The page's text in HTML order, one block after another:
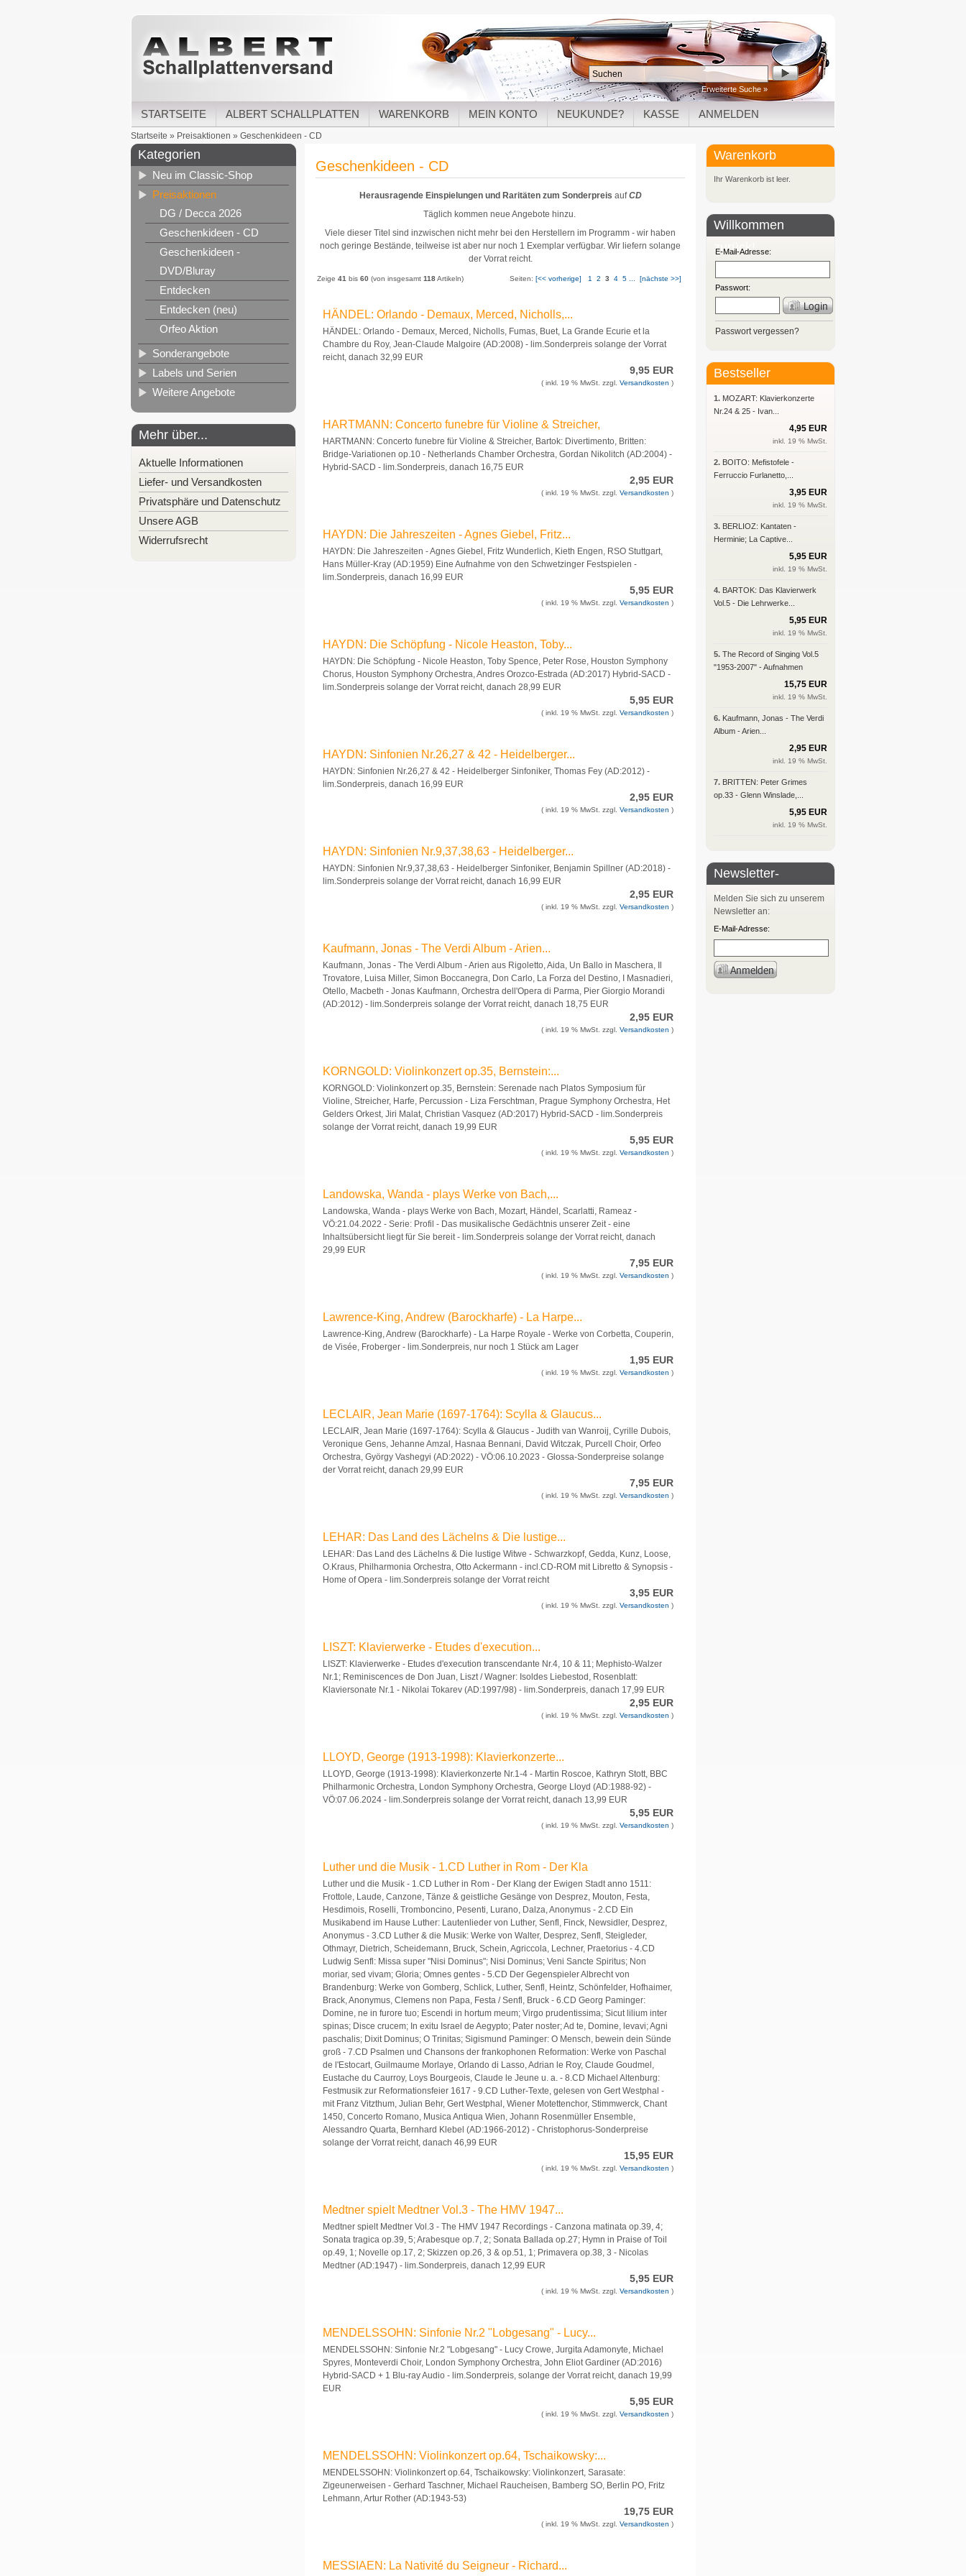
Erweiterte Suche »
STARTSEITE ALBERT SCHALLPLATTEN WARENKORB MEIN KONTO NEUKUNDE? KASSE ANMELDEN
Startseite » Preisaktionen » Geschenkideen - CD
Kategorien
Neu im Classic-Shop
Preisaktionen
DG / Decca 2026
Geschenkideen - CD
Geschenkideen -
DVD/Bluray
Entdecken
Entdecken (neu)
Orfeo Aktion
Sonderangebote
Labels und Serien
Weitere Angebote
Mehr über...
Aktuelle Informationen
Liefer- und Versandkosten
Privatsphäre und Datenschutz
Unsere AGB
Widerrufsrecht
Geschenkideen - CD
Herausragende Einspielungen und Raritäten zum Sonderpreis aufCD
Täglich kommen neue Angebote hinzu.
Viele dieser Titel sind inzwischen nicht mehr bei den Herstellern im Programm - wir haben
noch geringe Bestände, teilweise ist aber nur noch 1 Exemplar verfügbar. Wir liefern solange
der Vorrat reicht.
Zeige 41 bis 60 (von insgesamt 118Artikeln) Seiten: [<< vorherige] 1 2 3 4 5 [nächste >>]
HÄNDEL: Orlando - Demaux, Merced, Nicholls,...
HÄNDEL: Orlando - Demaux, Merced, Nicholls, Fumas, Buet, La Grande Ecurie et la
Chambre du Roy, Jean-Claude Malgoire (AD:2008) - lim.Sonderpreis solange der Vorrat
reicht, danach 32,99 EUR
9,95 EUR
( inkl. 19 % MwSt. zzgl.Versandkosten )
HARTMANN: Concerto funebre für Violine & Streicher,
HARTMANN: Concerto funebre für Violine & Streicher, Bartok: Divertimento, Britten:
Bridge-Variationen op.10 - Netherlands Chamber Orchestra, Gordan Nikolitch (AD:2004) -
Hybrid-SACD - lim.Sonderpreis, danach 16,75 EUR
2,95 EUR
( inkl. 19 % MwSt. zzgl.Versandkosten )
HAYDN: Die Jahreszeiten - Agnes Giebel, Fritz...
HAYDN: Die Jahreszeiten - Agnes Giebel, Fritz Wunderlich, Kieth Engen, RSO Stuttgart,
Hans Müller-Kray (AD:1959) Eine Aufnahme von den Schwetzinger Festspielen -
lim.Sonderpreis, danach 16,99 EUR
5,95 EUR
( inkl. 19 % MwSt. zzgl.Versandkosten )
HAYDN: Die Schöpfung - Nicole Heaston, Toby...
HAYDN: Die Schöpfung - Nicole Heaston, Toby Spence, Peter Rose, Houston Symphony
Chorus, Houston Symphony Orchestra, Andres Orozco-Estrada (AD:2017) Hybrid-SACD -
lim.Sonderpreis solange der Vorrat reicht, danach 28,99 EUR
5,95 EUR
( inkl. 19 % MwSt. zzgl.Versandkosten )
HAYDN: Sinfonien Nr.26,27 & 42 - Heidelberger...
HAYDN: Sinfonien Nr.26,27 & 42 - Heidelberger Sinfoniker, Thomas Fey (AD:2012) -
lim.Sonderpreis, danach 16,99 EUR
2,95 EUR
( inkl. 19 % MwSt. zzgl.Versandkosten )
HAYDN: Sinfonien Nr.9,37,38,63 - Heidelberger...
HAYDN: Sinfonien Nr.9,37,38,63 - Heidelberger Sinfoniker, Benjamin Spillner (AD:2018) -
lim.Sonderpreis solange der Vorrat reicht, danach 16,99 EUR
2,95 EUR
( inkl. 19 % MwSt. zzgl.Versandkosten )
Kaufmann, Jonas - The Verdi Album - Arien...
Kaufmann, Jonas - The Verdi Album - Arien aus Rigoletto, Aida, Un Ballo in Maschera, Il
Trovatore, Luisa Miller, Simon Boccanegra, Don Carlo, La Forza del Destino, I Masnadieri,
Otello, Macbeth - Jonas Kaufmann, Orchestra dell'Opera di Parma, Pier Giorgio Morandi
(AD:2012) - lim.Sonderpreis solange der Vorrat reicht, danach 18,75 EUR
2,95 EUR
( inkl. 19 % MwSt. zzgl.Versandkosten )
KORNGOLD: Violinkonzert op.35, Bernstein:...
KORNGOLD: Violinkonzert op.35, Bernstein: Serenade nach Platos Symposium für
Violine, Streicher, Harfe, Percussion - Liza Ferschtman, Prague Symphony Orchestra, Het
Gelders Orkest, Jiri Malat, Christian Vasquez (AD:2017) Hybrid-SACD - lim.Sonderpreis
solange der Vorrat reicht, danach 19,99 EUR
5,95 EUR
( inkl. 19 % MwSt. zzgl.Versandkosten )
Landowska, Wanda - plays Werke von Bach,...
Landowska, Wanda - plays Werke von Bach, Mozart, Händel, Scarlatti, Rameaz -
VÖ:21.04.2022 - Serie: Profil - Das musikalische Gedächtnis unserer Zeit - eine
Inhaltsübersicht liegt für Sie bereit - lim.Sonderpreis solange der Vorrat reicht, danach
29,99 EUR
7,95 EUR
( inkl. 19 % MwSt. zzgl.Versandkosten )
Lawrence-King, Andrew (Barockharfe) - La Harpe...
Lawrence-King, Andrew (Barockharfe) - La Harpe Royale - Werke von Corbetta, Couperin,
de Visée, Froberger - lim.Sonderpreis, nur noch 1 Stück am Lager
1,95 EUR
( inkl. 19 % MwSt. zzgl.Versandkosten )
LECLAIR, Jean Marie (1697-1764): Scylla & Glaucus...
LECLAIR, Jean Marie (1697-1764): Scylla & Glaucus - Judith van Wanroij, Cyrille Dubois,
Veronique Gens, Jehanne Amzal, Hasnaa Bennani, David Witczak, Purcell Choir, Orfeo
Orchestra, György Vashegyi (AD:2022) - VÖ:06.10.2023 - Glossa-Sonderpreise solange
der Vorrat reicht, danach 29,99 EUR
7,95 EUR
( inkl. 19 % MwSt. zzgl.Versandkosten )
LEHAR: Das Land des Lächelns & Die lustige...
LEHAR: Das Land des Lächelns & Die lustige Witwe - Schwarzkopf, Gedda, Kunz, Loose,
O.Kraus, Philharmonia Orchestra, Otto Ackermann - incl.CD-ROM mit Libretto & Synopsis -
Home of Opera - lim.Sonderpreis solange der Vorrat reicht
3,95 EUR
( inkl. 19 % MwSt. zzgl.Versandkosten )
LISZT: Klavierwerke - Etudes d'execution...
LISZT: Klavierwerke - Etudes d'execution transcendante Nr.4, 10 & 11; Mephisto-Walzer
Nr.1; Reminiscences de Don Juan, Liszt / Wagner: Isoldes Liebestod, Rosenblatt:
Klaviersonate Nr.1 - Nikolai Tokarev (AD:1997/98) - lim.Sonderpreis, danach 17,99 EUR
2,95 EUR
( inkl. 19 % MwSt. zzgl.Versandkosten )
LLOYD, George (1913-1998): Klavierkonzerte...
LLOYD, George (1913-1998): Klavierkonzerte Nr.1-4 - Martin Roscoe, Kathryn Stott, BBC
Philharmonic Orchestra, London Symphony Orchestra, George Lloyd (AD:1988-92) -
VÖ:07.06.2024 - lim.Sonderpreis solange der Vorrat reicht, danach 13,99 EUR
5,95 EUR
( inkl. 19 % MwSt. zzgl.Versandkosten )
Luther und die Musik - 1.CD Luther in Rom - Der Kla
Luther und die Musik - 1.CD Luther in Rom - Der Klang der Ewigen Stadt anno 1511:
Frottole, Laude, Canzone, Tänze & geistliche Gesänge von Desprez, Mouton, Festa,
Hesdimois, Roselli, Tromboncino, Pesenti, Lurano, Dalza, Anonymus - 2.CD Ein
Musikabend im Hause Luther: Lautenlieder von Luther, Senfl, Finck, Newsidler, Desprez,
Anonymus - 3.CD Luther & die Musik: Werke von Walter, Desprez, Senfl, Steigleder,
Othmayr, Dietrich, Scheidemann, Bruck, Schein, Agriccola, Lechner, Praetorius - 4.CD
Ludwig Senfl: Missa super "Nisi Dominus"; Nisi Dominus; Veni Sancte Spiritus; Non
moriar, sed vivam; Gloria; Omnes gentes - 5.CD Der Gegenspieler Albrecht von
Brandenburg: Werke von Gomberg, Schlick, Luther, Senfl, Heintz, Schönfelder, Hofhaimer,
Brack, Anonymus, Clemens non Papa, Festa / Senfl, Bruck - 6.CD Georg Paminger:
Domine, ne in furore tuo; Escendi in hortum meum; Virgo prudentissima; Sicut lilium inter
spinas; Disce crucem; In exitu Israel de Aegypto; Pater noster; Ad te, Domine, levavi; Agni
paschalis; Dixit Dominus; O Trinitas; Sigismund Paminger: O Mensch, bewein dein Sünde
groß - 7.CD Psalmen und Chansons der frankophonen Reformation: Werke von Paschal
de l'Estocart, Guilmaume Morlaye, Orlando di Lasso, Adrian le Roy, Claude Goudmel,
Eustache du Caurroy, Loys Bourgeois, Claude le Jeune u. a. - 8.CD Michael Altenburg:
Festmusik zur Reformationsfeier 1617 - 9.CD Luther-Texte, gelesen von Gert Westphal -
mit Franz Vitzthum, Julian Behr, Gert Westphal, Wiener Motettenchor, Stimmwerck, Chant
1450, Concerto Romano, Musica Antiqua Wien, Johann Rosenmüller Ensemble,
Alessandro Quarta, Bernhard Klebel (AD:1966-2012) - Christophorus-Sonderpreise
solange der Vorrat reicht, danach 46,99 EUR
15,95 EUR
( inkl. 19 % MwSt. zzgl.Versandkosten )
Medtner spielt Medtner Vol.3 - The HMV 1947...
Medtner spielt Medtner Vol.3 - The HMV 1947 Recordings - Canzona matinata op.39, 4;
Sonata tragica op.39, 5; Arabesque op.7, 2; Sonata Ballada op.27; Hymn in Praise of Toil
op.49, 1; Novelle op.17, 2; Skizzen op.26, 3 & op.51, 1; Primavera op.38, 3 - Nicolas
Medtner (AD:1947) - lim.Sonderpreis, danach 12,99 EUR
5,95 EUR
( inkl. 19 % MwSt. zzgl.Versandkosten )
MENDELSSOHN: Sinfonie Nr.2 "Lobgesang" - Lucy...
MENDELSSOHN: Sinfonie Nr.2 "Lobgesang" - Lucy Crowe, Jurgita Adamonyte, Michael
Spyres, Monteverdi Choir, London Symphony Orchestra, John Eliot Gardiner (AD:2016)
Hybrid-SACD + 1 Blu-ray Audio - lim.Sonderpreis, solange der Vorrat reicht, danach 19,99
EUR
5,95 EUR
( inkl. 19 % MwSt. zzgl.Versandkosten )
MENDELSSOHN: Violinkonzert op.64, Tschaikowsky:...
MENDELSSOHN: Violinkonzert op.64, Tschaikowsky: Violinkonzert, Sarasate:
Zigeunerweisen - Gerhard Taschner, Michael Raucheisen, Bamberg SO, Berlin PO, Fritz
Lehmann, Artur Rother (AD:1943-53)
19,75 EUR
( inkl. 19 % MwSt. zzgl.Versandkosten )
MESSIAEN: La Nativité du Seigneur - Richard...
Warenkorb
Ihr Warenkorb ist leer.
Willkommen
zurück!
E-Mail-Adresse:
Passwort:
Passwort vergessen?
Bestseller
1. MOZART: Klavierkonzerte
Nr.24 & 25 - Ivan...
4,95 EUR
inkl. 19 % MwSt.
2. BOITO: Mefistofele -
Ferruccio Furlanetto,...
3,95 EUR
inkl. 19 % MwSt.
3. BERLIOZ: Kantaten -
Herminie; La Captive...
5,95 EUR
inkl. 19 % MwSt.
4. BARTOK: Das Klavierwerk
Vol.5 - Die Lehrwerke...
5,95 EUR
inkl. 19 % MwSt.
5. The Record of Singing Vol.5
"1953-2007" - Aufnahmen
15,75 EUR
inkl. 19 % MwSt.
6. Kaufmann, Jonas - The Verdi
Album - Arien...
2,95 EUR
inkl. 19 % MwSt.
7. BRITTEN: Peter Grimes
op.33 - Glenn Winslade,...
5,95 EUR
inkl. 19 % MwSt.
Newsletter-
Anmeldung
Melden Sie sich zu unserem
Newsletter an:
E-Mail-Adresse: